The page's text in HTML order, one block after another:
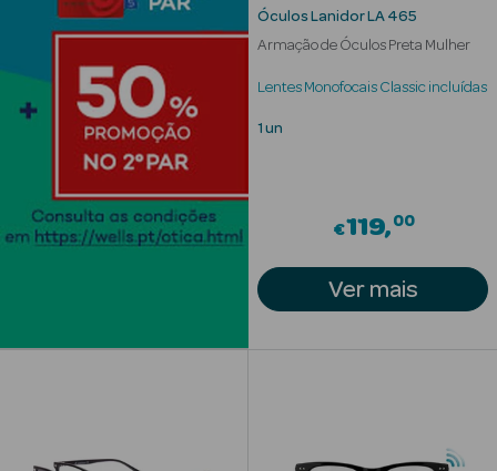
Ver Tudo
Solares
Lábios
Solares Bebé e
Óculos Lanidor LA 465
Armação de Óculos Preta Mulher
Lentes Monofocais Classic incluídas
1 un
€119 00
Ver mais